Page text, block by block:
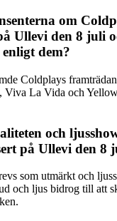
om
Ullevi den 8 juli
dem?
Coldplays
Viva La Vida och
och
på Ullevi den 8
som utmärkt och
och ljus bidrog till att